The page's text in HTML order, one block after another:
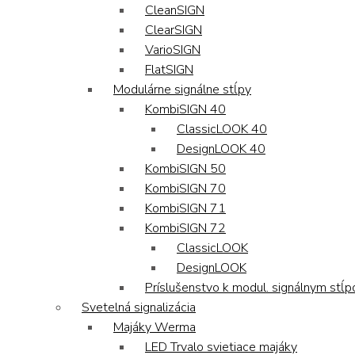
CleanSIGN
ClearSIGN
VarioSIGN
FlatSIGN
Modulárne signálne stĺpy
KombiSIGN 40
ClassicLOOK 40
DesignLOOK 40
KombiSIGN 50
KombiSIGN 70
KombiSIGN 71
KombiSIGN 72
ClassicLOOK
DesignLOOK
Príslušenstvo k modul. signálnym
Svetelná signalizácia
Majáky Werma
LED Trvalo svietiace majáky